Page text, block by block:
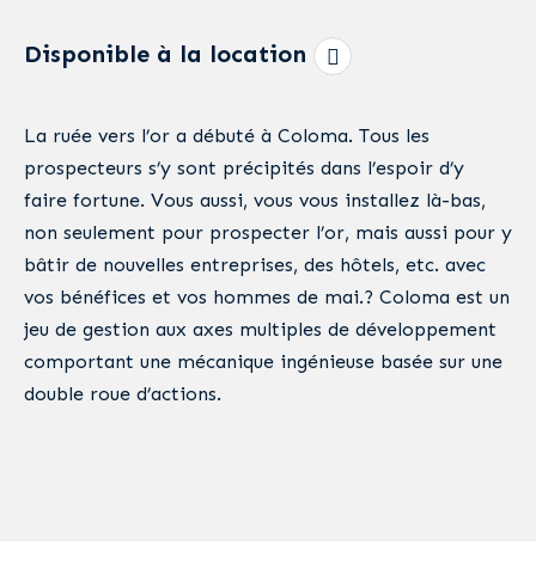
Disponible à la location
La ruée vers l’or a débuté à Coloma. Tous les
prospecteurs s’y sont précipités dans l’espoir d’y
faire fortune. Vous aussi, vous vous installez là-bas,
non seulement pour prospecter l’or, mais aussi pour y
bâtir de nouvelles entreprises, des hôtels, etc. avec
vos bénéfices et vos hommes de mai.? Coloma est un
jeu de gestion aux axes multiples de développement
comportant une mécanique ingénieuse basée sur une
double roue d’actions.